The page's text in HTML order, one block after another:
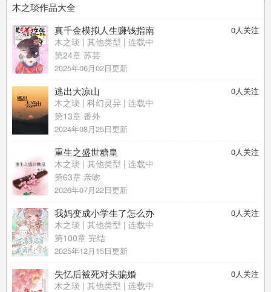
木之琰作品大全
0人关注
真千金模拟人生赚钱指南
木之琰 | 其他类型 | 连载中
第24章 苏芸
2025年06月02日更新
0人关注
逃出大凉山
木之琰 | 科幻灵异 | 连载中
第13章 番外
2024年08月25日更新
0人关注
重生之盛世糖皇
木之琰 | 其他类型 | 连载中
第63章 亲吻
2026年07月22日更新
0人关注
我妈变成小学生了怎么办
木之琰 | 其他类型 | 连载中
第100章 完结
2025年12月15日更新
0人关注
失忆后被死对头骗婚
木之琰 | 其他类型 | 连载中